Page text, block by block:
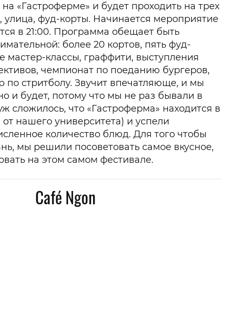
«Гастроферме» и будет проходить на трех
фуд-корты. Начинается мероприятие
в 21:00. Программа обещает быть
более 20 кортов, пять фуд-
мастер-классы, граффити, выступления
чемпионат по поеданию бургеров,
по стритболу. Звучит впечатляюще, и мы
и будет, потому что мы не раз бывали в
сложилось, что «Гастроферма» находится в
нашего университета) и успели
количество блюд. Для того чтобы
мы решили посоветовать самое вкусное,
на этом самом фестивале.
Café Ngon